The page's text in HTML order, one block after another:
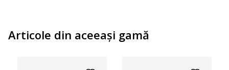
Articole din aceeaşi gamă